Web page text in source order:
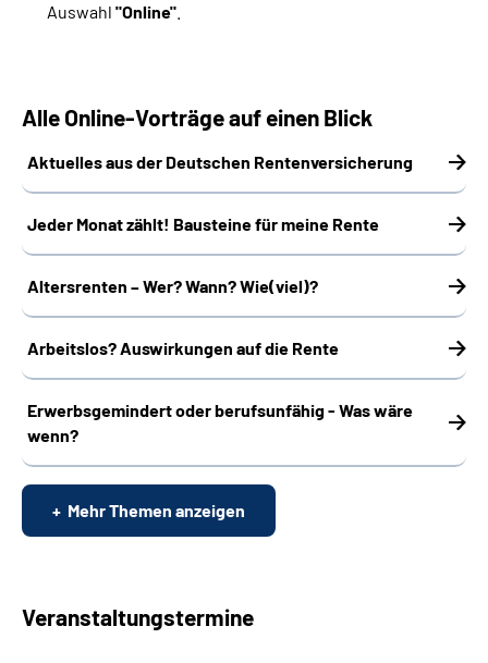
Auswahl "Online"
Alle Online-Vorträge auf einen Blick
Aktuelles aus der Deutschen Rentenversicherung
Jeder Monat zählt! Bausteine für meine Rente
Altersrenten – Wer? Wann? Wie(viel)?
Arbeitslos? Auswirkungen auf die Rente
Erwerbsgemindert oder berufsunfähig - Was wäre
wenn?
Mehr Themen anzeigen
Veranstaltungstermine